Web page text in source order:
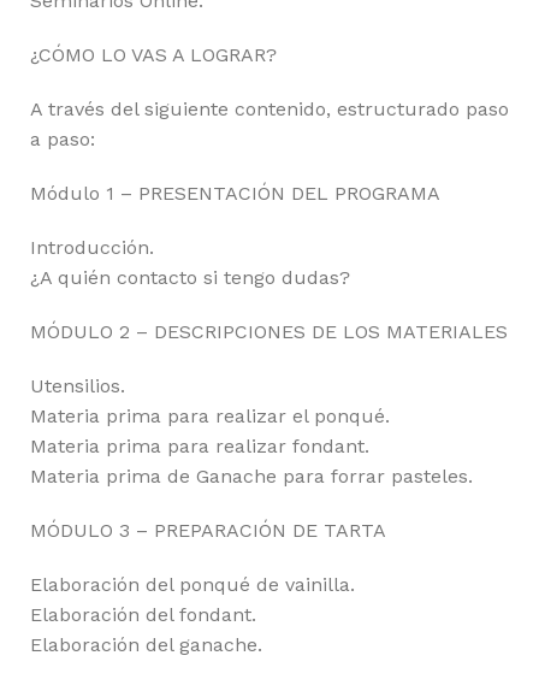
¿CÓMO LO VAS A LOGRAR?
A través del siguiente contenido, estructurado paso
a paso:
Módulo 1 – PRESENTACIÓN DEL PROGRAMA
Introducción.
¿A quién contacto si tengo dudas?
MÓDULO 2 – DESCRIPCIONES DE LOS MATERIALES
Utensilios.
Materia prima para realizar el ponqué.
Materia prima para realizar fondant.
Materia prima de Ganache para forrar pasteles.
MÓDULO 3 – PREPARACIÓN DE TARTA
Elaboración del ponqué de vainilla.
Elaboración del fondant.
Elaboración del ganache.